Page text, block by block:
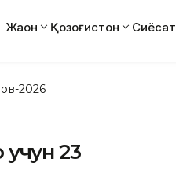
Жаҳон Қозоғистон Сиёсат
2026
23